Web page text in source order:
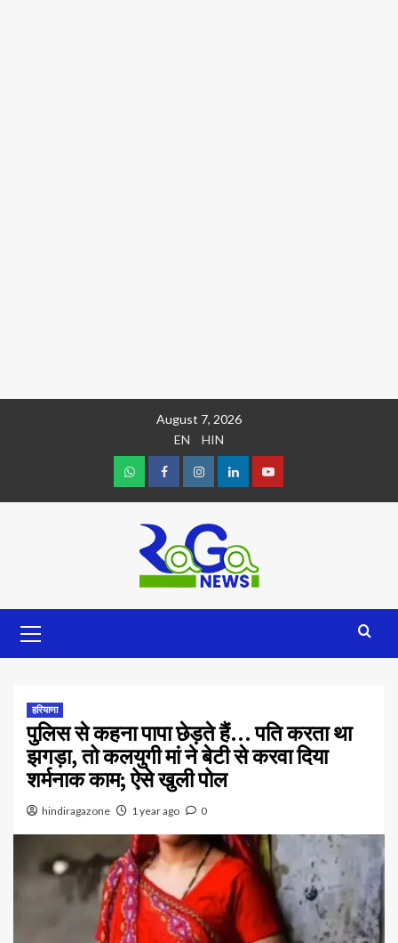
August 7, 2026
EN
HIN
हरियाणा
पुलिस से कहना पापा छेड़ते हैं… पति करता था
झगड़ा, तो कलयुगी मां ने बेटी से करवा दिया
शर्मनाक काम; ऐसे खुली पोल
hindiragazone 1 year ago 0